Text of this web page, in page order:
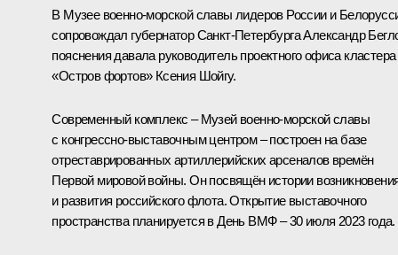
В Музее военно-морской славы лидеров России и
сопровождал губернатор Санкт-ПетербургаАлександр
пояснения давала руководитель проектного офиса кластера
«Остров фортов» Ксения Шойгу.
Современный комплекс ‒ Музей военно-морской славы
с конгрессно-выставочным центром ‒ построен на базе
отреставрированных артиллерийских арсеналов времён
Первой мировой войны. Он посвящён истории
и развития российского флота. Открытие выставочного
пространства планируется в День ВМФ – 30 июля 2023 года.